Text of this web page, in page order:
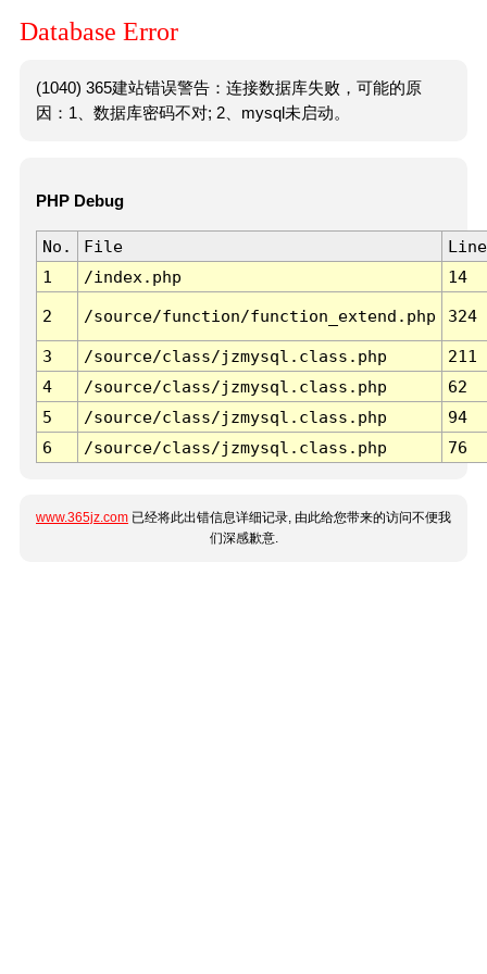
Database Error
(1040) 365建站错误警告：连接数据库失败，可能的原
因：1、数据库密码不对; 2、mysql未启动。
PHP Debug
No. File
Line
1
/index.php 14
2 /source/function/function_extend.php 324
3 /source/class/jzmysql.class.php
211
4
/source/class/jzmysql.class.php
62
5
/source/class/jzmysql.class.php
94
6
/source/class/jzmysql.class.php 76
www.365jz.com 已经将此出错信息详细记录, 由此给您带来的访问不便我
们深感歉意.